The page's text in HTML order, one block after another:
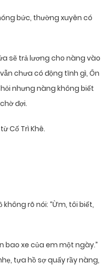
bức, thường xuyên có
sẽ trả lương cho nàng vào
chưa có động tĩnh gì, Ôn
nhưng nàng không biết
đợi.
Cố Trì Khê.
rõ nói: “Ừm, tôi biết,
bao xe của em một ngày.”
tựa hồ sợ quấy rầy nàng,